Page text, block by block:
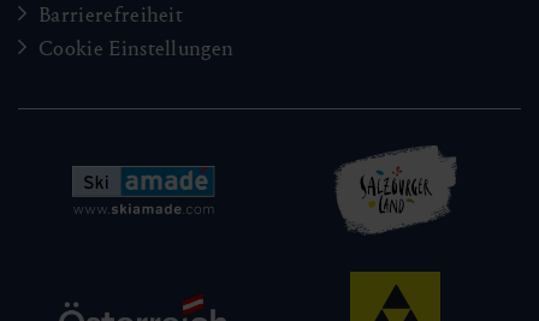
Barrierefreiheit
Cookie Einstellungen